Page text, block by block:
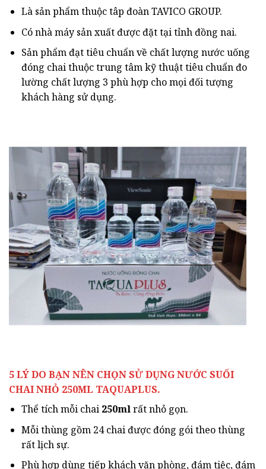
Là sản phẩm thuộc tâp đoàn TAVICO GROUP.
Có nhà máy sản xuất được đặt tại tỉnh đồng nai.
Sản phẩm đạt tiêu chuẩn về chất lượng nước uống
đóng chai thuộc trung tâm kỹ thuật tiêu chuẩn đo
lường chất lượng 3 phù hợp cho mọi đối tượng
khách hàng sử dụng.
5 LÝ DO BẠN NÊN CHỌN SỬ DỤNG NƯỚC SUỐI
CHAI NHỎ 250ML TAQUAPLUS.
Thể tích mỗi chai 250mlrất nhỏ gọn.
Mỗi thùng gồm 24 chai được đóng gói theo thùng
rất lịch sự.
Phù hợp dùng tiếp khách văn phòng, đám tiệc, đám